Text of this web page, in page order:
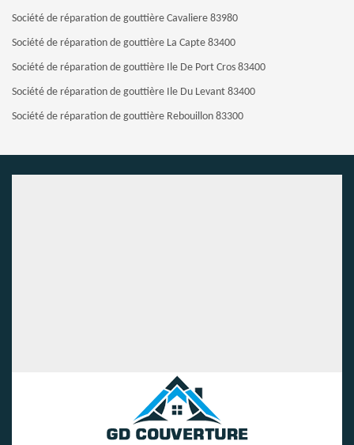
Société de réparation de gouttière Cavaliere 83980
Société de réparation de gouttière La Capte 83400
Société de réparation de gouttière Ile De Port Cros 83400
Société de réparation de gouttière Ile Du Levant 83400
Société de réparation de gouttière Rebouillon 83300